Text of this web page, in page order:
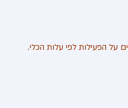
על הפעילות לפי עלות הכלי.